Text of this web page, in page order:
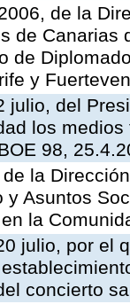
de la
de Canarias
de
y
julio, del
los
98,
la
y Asuntos
la
julio, por el
concierto